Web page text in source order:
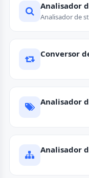
Analisador
Analisador de
Conversor
Analisador
Analisador